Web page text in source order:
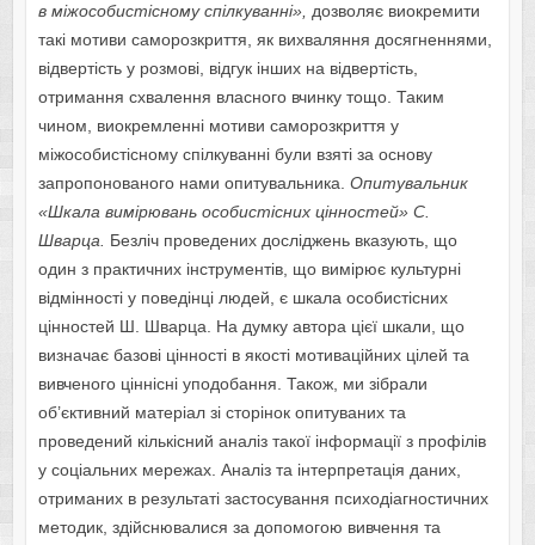
в міжособистісному спілкуванні», дозволяє виокремити
такі мотиви саморозкриття, як вихваляння досягненнями,
відвертість у розмові, відгук інших на відвертість,
отримання схвалення власного вчинку тощо. Таким
чином, виокремленні мотиви саморозкриття у
міжособистісному спілкуванні були взяті за основу
запропонованого нами опитувальника. Опитувальник
«Шкала вимірювань особистісних цінностей» С.
Шварца. Безліч проведених досліджень вказують, що
один з практичних інструментів, що вимірює культурні
відмінності у поведінці людей, є шкала особистісних
цінностей Ш. Шварца. На думку автора цієї шкали, що
визначає базові цінності в якості мотиваційних цілей та
вивченого ціннісні уподобання. Також, ми зібрали
об’єктивний матеріал зі сторінок опитуваних та
проведений кількісний аналіз такої інформації з профілів
у соціальних мережах. Аналіз та інтерпретація даних,
отриманих в результаті застосування психодіагностичних
методик, здійснювалися за допомогою вивчення та